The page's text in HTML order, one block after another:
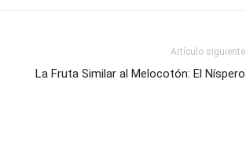
Artículo siguiente
La Fruta Similar al Melocotón: El Níspero